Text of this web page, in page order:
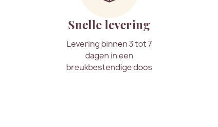
Snelle levering
Levering binnen 3 tot 7
dagen in een
breukbestendige doos